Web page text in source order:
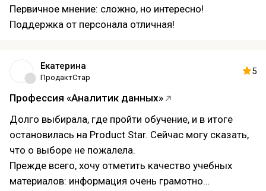
продукта продумать его выход на международные
рынки
Первичное мнение: сложно, но интересно!
Поддержка от персонала отличная!
Екатерина
ПродактСтар
5
Профессия «Аналитик данных»
Долго выбирала, где пройти обучение, и в итоге
остановилась на Product Star. Сейчас могу сказать,
что о выборе не пожалела.
Прежде всего, хочу отметить качество учебных
материалов: информация очень грамотно